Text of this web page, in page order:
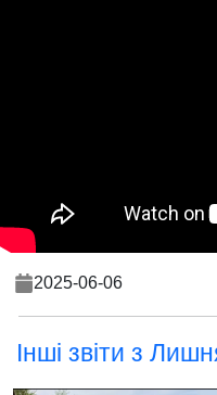
2025-06-06
Інші звіти з